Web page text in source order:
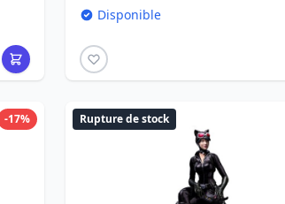
Disponible
-17% Rupture de stock